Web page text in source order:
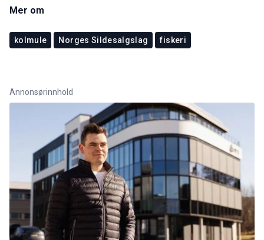
Mer om
kolmule Norges Sildesalgslag fiskeri
Annonsørinnhold